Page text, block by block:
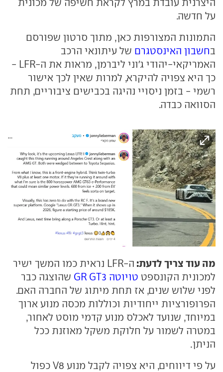
היצרנית עובדת במרץ לקראת חשיפה של מכונית
על חדשה.
התמונות המצורפות כאן, מתוך סרטון שפורסם
בחשבון האינסטגרם של עיתונאי הרכב
האמריקאי-יהודי ג'וני ליברמן, מראות את ה-LFR -
כך היא צפויה להיקרא, למרות שאין לכך אישור
רשמי - בזמן ניסויי נהיגה בכבישים ציבוריים, תחת
הסוואה כבדה.
מה עוד צריך לדעת:
ה-LFR נראית כמו המשך ישיר
למכונית הקונספט טויוטה GR GT3
שהוצגה כבר
לפני שלוש שנים, אז תחת מיתוג של החברה האם.
הפרופורציות ייחודיות וכוללות מכסה מנוע ארוך
במיוחד, שנועד לאכלס מנוע קדמי מוסט לאחור,
במטרה לשמור על חלוקת משקל מאוזנת ככל
הניתן.
על פי דיווחים, היא צפויה לקבל מנוע V8 כפול